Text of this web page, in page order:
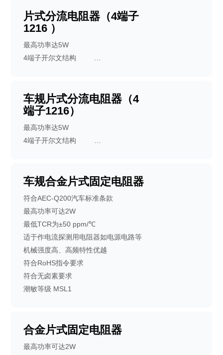
片式分流电阻器（4端子
1216 ）
最高功率达5W
4端子开尔文结构
适于作电流探测用电阻器，如电源电路
等
良好的长期稳定性
符合RoHS指令要求
车规片式分流电阻器（4
端子1216）
最高功率达5W
4端子开尔文结构
良好的长期稳定性
车规合金片式固定电阻器
符合AEC-Q200汽车标准条款
最高功率可达2W
最低TCR为±50 ppm/℃
适于作电流探测用电阻器如电源电路等
机械强度高、高频特性优越
符合RoHS指令要求
符合无卤素要求
潮敏等级 MSL1
合金片式固定电阻器
最高功率可达2W